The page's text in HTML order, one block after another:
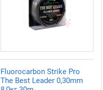
Fluorocarbon Strike Pro
The Best Leader 0,30mm